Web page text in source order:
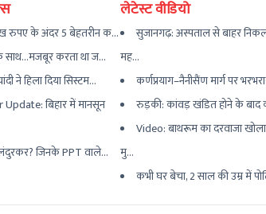
रुपए के अंदर 5 बेहतरीन क...
साथ...मजबूर करता था ज...
ने हिला दिया सिस्टम...
बिहार में मानसून
जिनके PPT वाले...
लेटेस्ट वीडियो
सुजानगढ़: अस्पताल से बाहर निकल
मह...
कर्णप्रयाग–नैनीसैंण मार्ग पर
रुड़की: कांवड़ खंडित होने के बाद
Video: बाथरूम का दरवाजा
मु...
कभी घर बेचा, 2 साल की उम्र में